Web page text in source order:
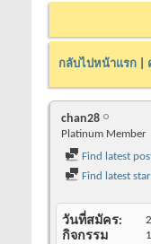
กลับไปหน้าแรก
chan28
Platinum Member
Find latest
Find latest
วันที่สมัคร
กิจกรรม